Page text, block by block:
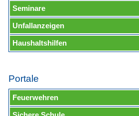
Seminare
Unfallanzeigen
Haushaltshilfen
Portale
Feuerwehren